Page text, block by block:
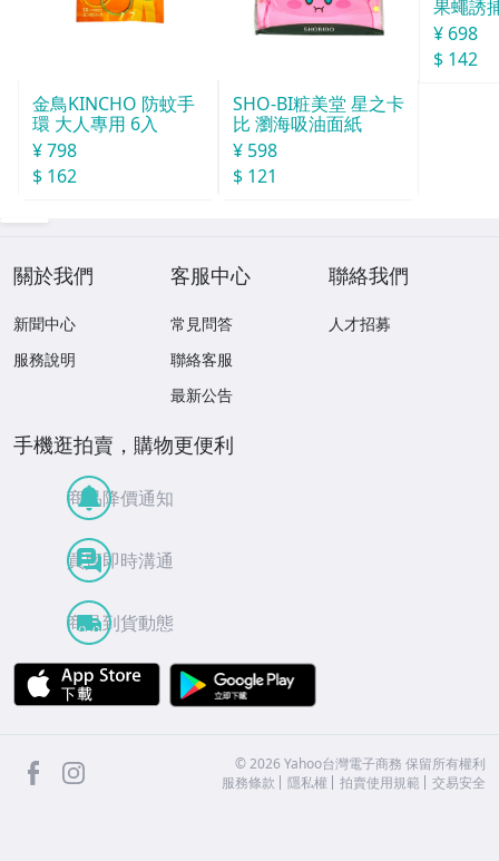
金鳥KINCHO 防蚊手
環 大人專用 6入
¥ 798
$ 162
SHO-BI粧美堂 星之卡
比 瀏海吸油面紙
¥ 598
$ 121
果蠅誘
¥ 698
$ 142
關於我們
新聞中心
服務說明
客服中心
常見問答
聯絡客服
最新公告
聯絡我們
人才招募
手機逛拍賣，購物更便利
商品降價通知
買賣即時溝通
商品到貨動態
APP Store
facebook ©2026 Yahoo台灣電子商務 保留所有權利
服務條款
隱私權 拍賣使用規範 交易安全